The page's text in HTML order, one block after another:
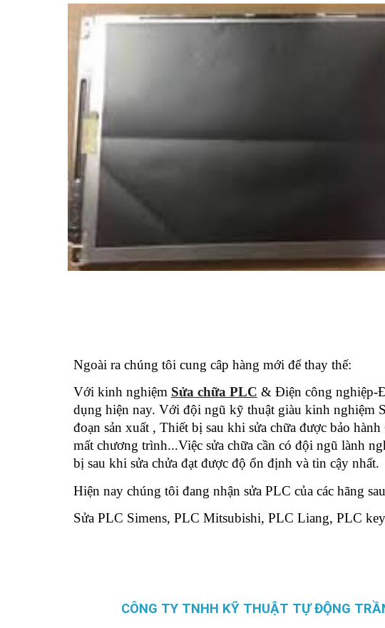
Ngoài ra chúng tôi cung câp hàng mới để thay thế:
Với kinh nghiệm Sửa chữa PLC & Điện công nghiệp-
dụng hiện nay. Với đội ngũ kỹ thuật giàu kinh nghiệm
đoạn sản xuất , Thiết bị sau khi sửa chữa được bảo
mất chương trình...Việc sửa chữa cần có đội ngũ lành
bị sau khi sửa chửa đạt được độ ổn định và tin cậy nhất.
Hiện nay chúng tôi đang nhận sửa PLC của các hãng
Sửa PLC Simens, PLC Mitsubishi, PLC Liang, PLC
CÔNG TY TNHH KỸ THUẬT TỰ ĐỘNG